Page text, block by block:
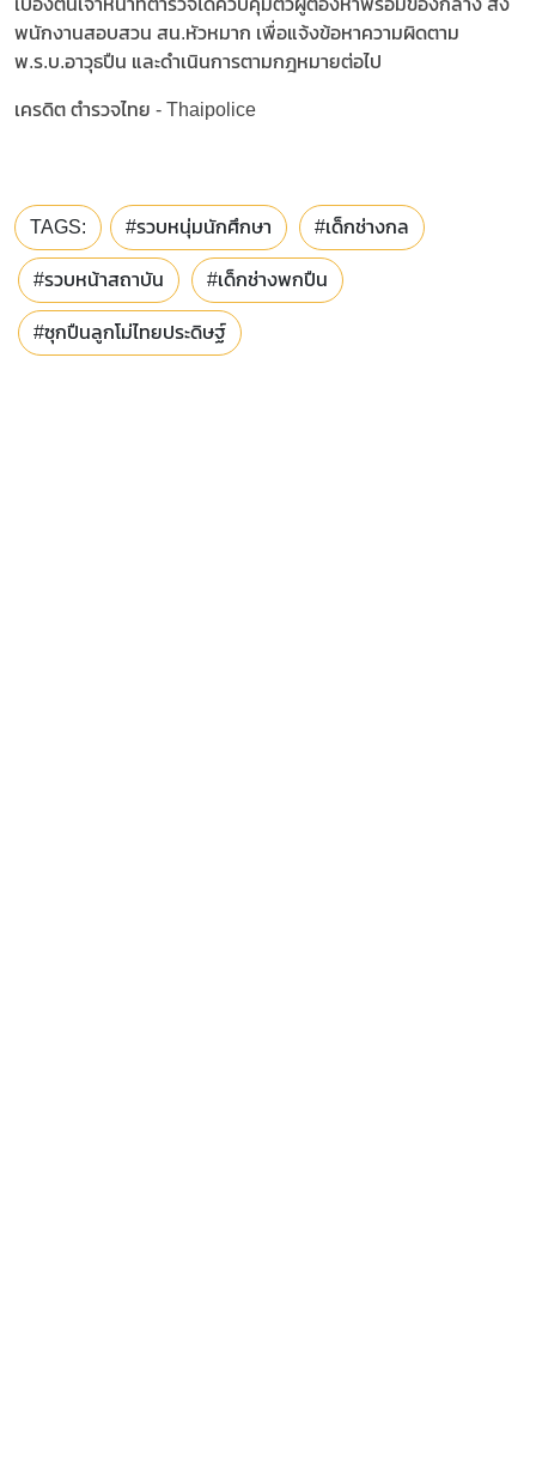
พนักงานสอบสวน สน.หัวหมาก เพื่อแจ้งข้อหาความผิดตาม
พ.ร.บ.อาวุธปืน และดำเนินการตามกฎหมายต่อไป
เครดิต ตำรวจไทย - Thaipolice
TAGS: #รวบหนุ่มนักศึกษา #เด็กช่างกล
#รวบหน้าสถาบัน #เด็กช่างพกปืน
#ซุกปืนลูกโม่ไทยประดิษฐ์